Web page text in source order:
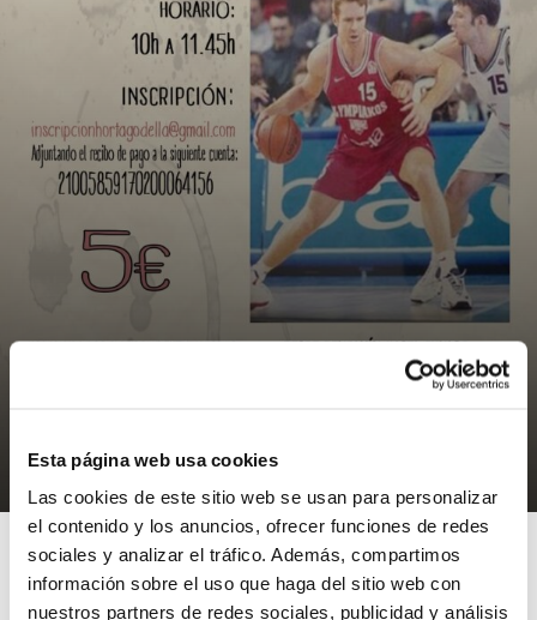
Esta página web usa cookies
Las cookies de este sitio web se usan para personalizar
el contenido y los anuncios, ofrecer funciones de redes
sociales y analizar el tráfico. Además, compartimos
información sobre el uso que haga del sitio web con
nuestros partners de redes sociales, publicidad y análisis
“Johnny Rogers te enseña”